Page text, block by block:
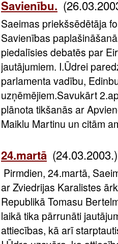
Savienību.
Saeimas priekšsēdētāja
Savienības
piedalīsies debatēs par
jautājumiem. I.Ūdrei
parlamenta vadību,
uzņēmējiem.Savukārt
plānota tikšanās ar
Maiklu Martinu un citām
24.martā (24.03.2003.)
Pirmdien, 24.martā,
ar Zviedrijas Karalistes
Republikā Tomasu
laikā tika pārrunāti
attiecības, kā arī